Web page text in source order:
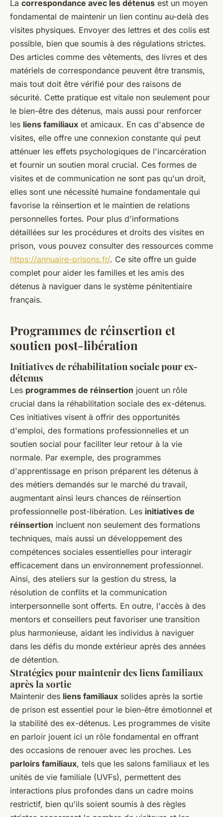
La correspondance avec les détenus est un moyen
fondamental de maintenir un lien continu au-delà des
visites physiques. Envoyer des lettres et des colis est
possible, bien que soumis à des régulations strictes.
Des articles comme des vêtements, des livres et des
matériels de correspondance peuvent être transmis,
mais tout doit être vérifié pour des raisons de
sécurité. Cette pratique est vitale non seulement pour
le bien-être des détenus, mais aussi pour renforcer
les liens familiaux et amicaux. En cas d'absence de
visites, elle offre une connexion constante qui peut
atténuer les effets psychologiques de l'incarcération
et fournir un soutien moral crucial. Ces formes de
visites et de communication ne sont pas qu'un droit,
elles sont une nécessité humaine fondamentale qui
favorise la réinsertion et le maintien de relations
personnelles fortes. Pour plus d'informations
détaillées sur les procédures et droits des visites en
prison, vous pouvez consulter des ressources comme
https://annuaire-prisons.fr/. Ce site offre un guide
complet pour aider les familles et les amis des
détenus à naviguer dans le système pénitentiaire
français.
Programmes de réinsertion et
soutien post-libération
Initiatives de réhabilitation sociale pour ex-
détenus
Les programmes de réinsertion jouent un rôle
crucial dans la réhabilitation sociale des ex-détenus.
Ces initiatives visent à offrir des opportunités
d'emploi, des formations professionnelles et un
soutien social pour faciliter leur retour à la vie
normale. Par exemple, des programmes
d'apprentissage en prison préparent les détenus à
des métiers demandés sur le marché du travail,
augmentant ainsi leurs chances de réinsertion
professionnelle post-libération. Les initiatives de
réinsertion incluent non seulement des formations
techniques, mais aussi un développement des
compétences sociales essentielles pour interagir
efficacement dans un environnement professionnel.
Ainsi, des ateliers sur la gestion du stress, la
résolution de conflits et la communication
interpersonnelle sont offerts. En outre, l'accès à des
mentors et conseillers peut favoriser une transition
plus harmonieuse, aidant les individus à naviguer
dans les défis du monde extérieur après des années
de détention.
Stratégies pour maintenir des liens familiaux
après la sortie
Maintenir des liens familiaux solides après la sortie
de prison est essentiel pour le bien-être émotionnel et
la stabilité des ex-détenus. Les programmes de visite
en parloir jouent ici un rôle fondamental en offrant
des occasions de renouer avec les proches. Les
parloirs familiaux, tels que les salons familiaux et les
unités de vie familiale (UVFs), permettent des
interactions plus profondes dans un cadre moins
restrictif, bien qu'ils soient soumis à des règles